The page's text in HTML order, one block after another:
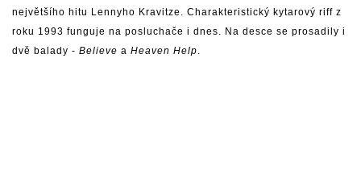
největšího hitu Lennyho Kravitze. Charakteristický kytarový riff z
roku 1993 funguje na posluchače i dnes. Na desce se prosadily i
dvě balady - Believe a Heaven Help.